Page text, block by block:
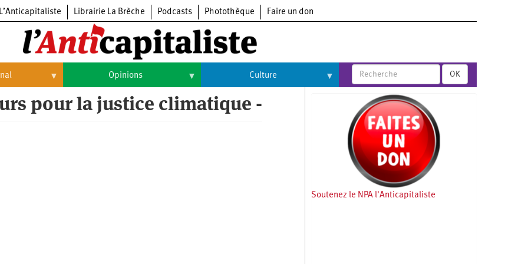
L’Anticapitaliste Librairie La Brèche Podcasts Photothèque Faire un don
Opinions
Opinions
Culture
Culture
OK
pour la justice climatique -
Soutenez le NPA l'Anticapitaliste